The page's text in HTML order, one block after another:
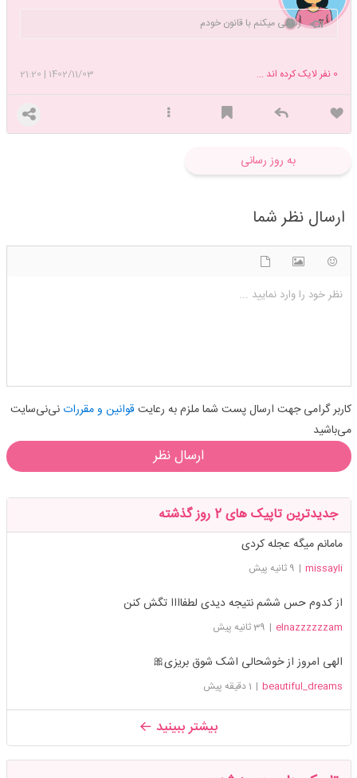
زندگی میکنم با قانون خودم
1402/11/03
|
21:20 0 نفر لایک کرده اند ...
به روز رسانی
ارسال نظر شما
نظر خود را وارد نمایید ...
کاربر گرامی جهت ارسال پست شما ملزم به رعایت قوانین و مقرراتنی‌نی‌سایت
می‌باشید
ارسال نظر
جدیدترین تاپیک های 2 روز گذشته
مامانم میگه عجله کردی
missayli
| 9 ثانیه پیش
از کدوم حس ششم نتیجه دیدی لطفاااا تگش کنن
elnazzzzzzam
| 39 ثانیه پیش
الهی امروز از خوشحالی اشک شوق بریزی🎀
beautiful_dreams
| 1 دقیقه پیش
بیشتر ببینید